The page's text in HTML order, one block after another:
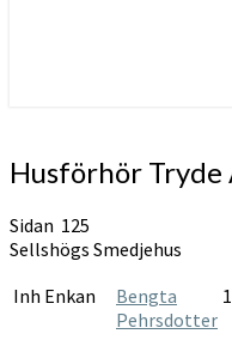
Husförhör
Tryde
1826-
1836
Husförhör
Sidan 125
Sellshögs Smedjehus
Inh Enkan
Bengta
Pehrsdotter